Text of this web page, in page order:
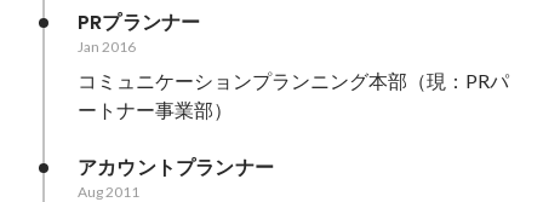
PRプランナー
Jan 2016
コミュニケーションプランニング本部（現：PRパ
ートナー事業部）
アカウントプランナー
Aug 2011